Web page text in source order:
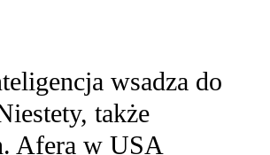
wsadza do
także
Afera w USA